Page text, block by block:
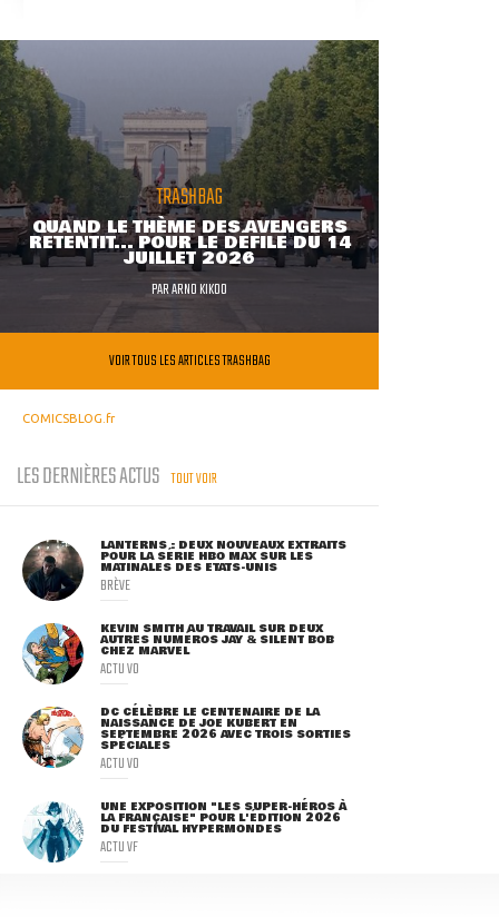
TRASHBAG
QUAND LE THÈME DES AVENGERS
RETENTIT... POUR LE DÉFILÉ DU 14
JUILLET 2026
PARARNO KIKOO
VOIR TOUS LES ARTICLES TRASHBAG
COMICSBLOG.fr
LES DERNIÈRES ACTUS TOUT VOIR
LANTERNS : DEUX NOUVEAUX EXTRAITS
POUR LA SÉRIE HBO MAX SUR LES
MATINALES DES ETATS-UNIS
BRÈVE
KEVIN SMITH AU TRAVAIL SUR DEUX
AUTRES NUMÉROS JAY & SILENT BOB
CHEZ MARVEL
ACTU VO
DC CÉLÈBRE LE CENTENAIRE DE LA
NAISSANCE DE JOE KUBERT EN
SEPTEMBRE 2026 AVEC TROIS SORTIES
SPÉCIALES
ACTU VO
UNE EXPOSITION "LES SUPER-HÉROS À
LA FRANÇAISE" POUR L'ÉDITION 2026
DU FESTIVAL HYPERMONDES
ACTU VF